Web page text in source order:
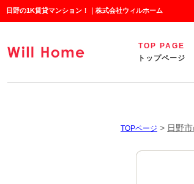
日野の1K賃貸マンション！｜株式会社ウィルホーム
TOP PAGE
トップページ
TOPページ > 日野